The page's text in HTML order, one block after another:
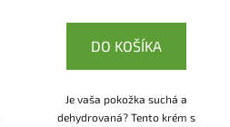
DO KOŠÍKA
Je vaša pokožka suchá a
dehydrovaná? Tento krém s